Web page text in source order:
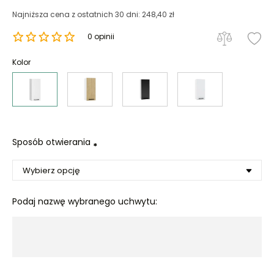
Najniższa cena z ostatnich 30 dni: 248,40 zł
0 opinii
Kolor
Sposób otwierania *
Podaj nazwę wybranego uchwytu: